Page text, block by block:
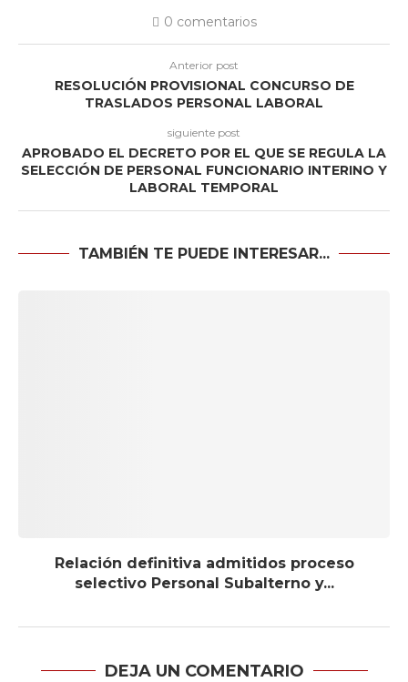
0 comentarios
Anterior post
RESOLUCIÓN PROVISIONAL CONCURSO DE
TRASLADOS PERSONAL LABORAL
siguiente post
APROBADO EL DECRETO POR EL QUE SE REGULA LA
SELECCIÓN DE PERSONAL FUNCIONARIO INTERINO Y
LABORAL TEMPORAL
TAMBIÉN TE PUEDE INTERESAR...
Relación definitiva admitidos proceso
selectivo Personal Subalterno y...
DEJA UN COMENTARIO